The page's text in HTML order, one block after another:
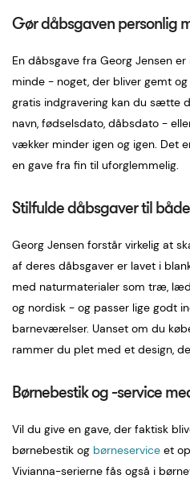
Gør dåbsgaven personlig
En dåbsgave fra Georg Jensen
minde - noget, der bliver gemt
gratis indgravering kan du sætte
navn, fødselsdato, dåbsdato -
vækker minder igen og igen. Det
en gave fra fin til uforglemmelig.
Stilfulde dåbsgaver til
Georg Jensen forstår virkelig at
af deres dåbsgaver er lavet i
med naturmaterialer som træ,
og nordisk - og passer lige godt
barneværelser. Uanset om du
rammer du plet med et design,
Børnebestik og -service
Vil du give en gave, der faktisk
børnebestik og børneservice et
Vivianna-serierne fås også i